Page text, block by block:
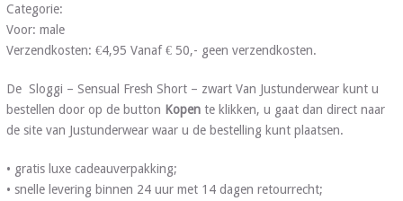
Categorie:
Voor: male
Verzendkosten: €4,95 Vanaf € 50,- geen verzendkosten.
De Sloggi – Sensual Fresh Short – zwart Van Justunderwear kunt u
bestellen door op de button Kopente klikken, u gaat dan direct naar
de site van Justunderwear waar u de bestelling kunt plaatsen.
• gratis luxe cadeauverpakking;
• snelle levering binnen 24 uur met 14 dagen retourrecht;